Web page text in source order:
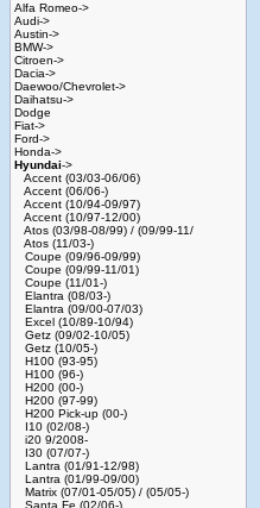
Alfa Romeo->
Audi->
Austin->
BMW->
Citroen->
Dacia->
Daewoo/Chevrolet->
Daihatsu->
Dodge
Fiat->
Ford->
Honda->
Hyundai->
Accent (03/03-06/06)
Accent (06/06-)
Accent (10/94-09/97)
Accent (10/97-12/00)
Atos (03/98-08/99) / (09/99-11/
Atos (11/03-)
Coupe (09/96-09/99)
Coupe (09/99-11/01)
Coupe (11/01-)
Elantra (08/03-)
Elantra (09/00-07/03)
Excel (10/89-10/94)
Getz (09/02-10/05)
Getz (10/05-)
H100 (93-95)
H100 (96-)
H200 (00-)
H200 (97-99)
H200 Pick-up (00-)
I10 (02/08-)
i20 9/2008-
I30 (07/07-)
Lantra (01/91-12/98)
Lantra (01/99-09/00)
Matrix (07/01-05/05) / (05/05-)
Santa Fe (02/06-)